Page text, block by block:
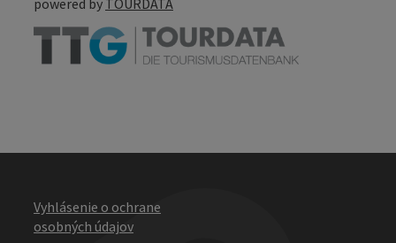
Vyhlásenie o ochrane
osobných údajov